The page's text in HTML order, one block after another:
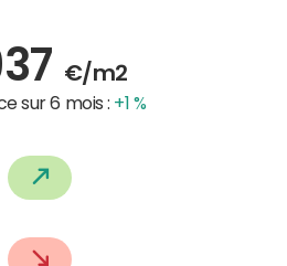
€/m2
sur 6 mois : +1 %